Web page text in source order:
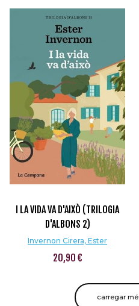
I LA VIDA VA D'AIXÒ (TRILOGIA
D'ALBONS 2)
Invernon Cirera, Ester
20,90 €
carregar